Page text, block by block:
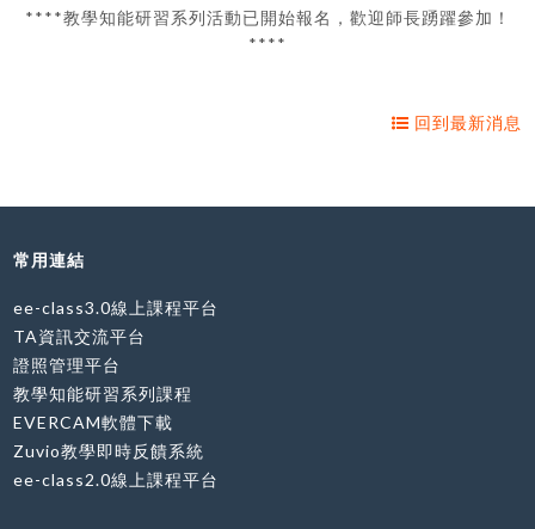
****教學知能研習系列活動已開始報名，歡迎師長踴躍參加！
****
回到最新消息
常用連結
ee-class3.0線上課程平台
TA資訊交流平台
證照管理平台
教學知能研習系列課程
EVERCAM軟體下載
Zuvio教學即時反饋系統
ee-class2.0線上課程平台